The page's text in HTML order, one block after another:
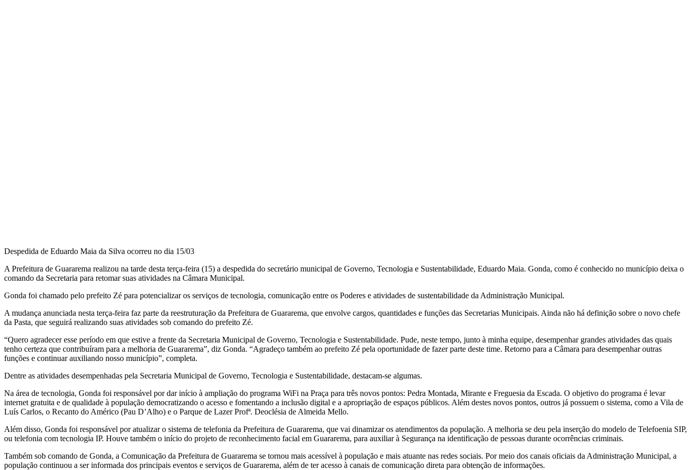
Despedida de Eduardo Maia da Silva ocorreu no dia 15/03
A Prefeitura de Guararema realizou na tarde desta terça-feira (15) a despedida do secretário municipal de Governo, Tecnologia e Sustentabilidade, Eduardo Maia. Gonda, como é conhecido no município deixa o
comando da Secretaria para retomar suas atividades na Câmara Municipal.
Gonda foi chamado pelo prefeito Zé para potencializar os serviços de tecnologia, comunicação entre os Poderes e atividades de sustentabilidade da Administração Municipal.
A mudança anunciada nesta terça-feira faz parte da reestruturação da Prefeitura de Guararema, que envolve cargos, quantidades e funções das Secretarias Municipais. Ainda não há definição sobre o novo chefe
da Pasta, que seguirá realizando suas atividades sob comando do prefeito Zé.
“Quero agradecer esse período em que estive a frente da Secretaria Municipal de Governo, Tecnologia e Sustentabilidade. Pude, neste tempo, junto à minha equipe, desempenhar grandes atividades das quais
tenho certeza que contribuíram para a melhoria de Guararema”, diz Gonda. “Agradeço também ao prefeito Zé pela oportunidade de fazer parte deste time. Retorno para a Câmara para desempenhar outras
funções e continuar auxiliando nosso município”, completa.
Dentre as atividades desempenhadas pela Secretaria Municipal de Governo, Tecnologia e Sustentabilidade, destacam-se algumas.
Na área de tecnologia, Gonda foi responsável por dar início à ampliação do programa WiFi na Praça para três novos pontos: Pedra Montada, Mirante e Freguesia da Escada. O objetivo do programa é levar
internet gratuita e de qualidade à população democratizando o acesso e fomentando a inclusão digital e a apropriação de espaços públicos. Além destes novos pontos, outros já possuem o sistema, como a Vila de
Luís Carlos, o Recanto do Américo (Pau D’Alho) e o Parque de Lazer Profª. Deoclésia de Almeida Mello.
Além disso, Gonda foi responsável por atualizar o sistema de telefonia da Prefeitura de Guararema, que vai dinamizar os atendimentos da população. A melhoria se deu pela inserção do modelo de Telefoenia SIP,
ou telefonia com tecnologia IP. Houve também o início do projeto de reconhecimento facial em Guararema, para auxiliar à Segurança na identificação de pessoas durante ocorrências criminais.
Também sob comando de Gonda, a Comunicação da Prefeitura de Guararema se tornou mais acessível à população e mais atuante nas redes sociais. Por meio dos canais oficiais da Administração Municipal, a
população continuou a ser informada dos principais eventos e serviços de Guararema, além de ter acesso à canais de comunicação direta para obtenção de informações.